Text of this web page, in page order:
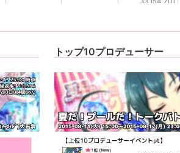
トップ10プロデューサー